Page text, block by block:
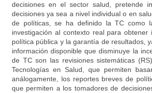
decisiones en el sector salud, pretende
decisiones ya sea a nivel individual o en
de políticas, se ha definido la TC como
investigación al contexto real para
política pública y la garantía de resultados,
información disponible que disminuye la
de TC son las revisiones sistemáticas
Tecnologías en Salud, que permiten
análogamente, los reportes breves de
que permiten a los tomadores de